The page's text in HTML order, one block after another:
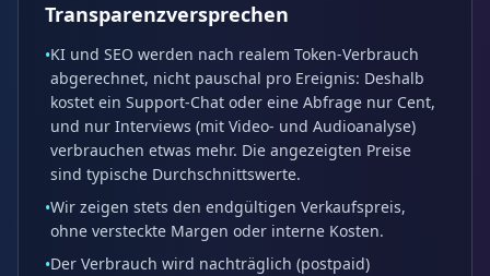
Transparenzversprechen
•KI und SEO werden nach realem Token-Verbrauch
abgerechnet, nicht pauschal pro Ereignis: Deshalb
kostet ein Support-Chat oder eine Abfrage nur Cent,
und nur Interviews (mit Video- und Audioanalyse)
verbrauchen etwas mehr. Die angezeigten Preise
sind typische Durchschnittswerte.
•Wir zeigen stets den endgültigen Verkaufspreis,
ohne versteckte Margen oder interne Kosten.
•Der Verbrauch wird nachträglich (postpaid)